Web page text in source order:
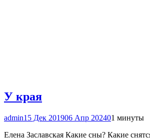
У края
admin15 Дек 201906 Апр 202401 минуты
Елена Заславская Какие сны? Какие